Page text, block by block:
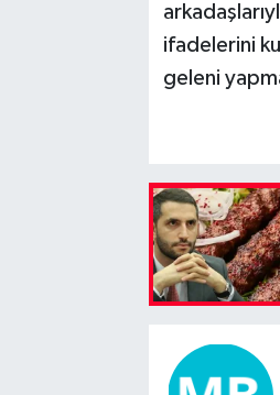
ifadelerini
geleni